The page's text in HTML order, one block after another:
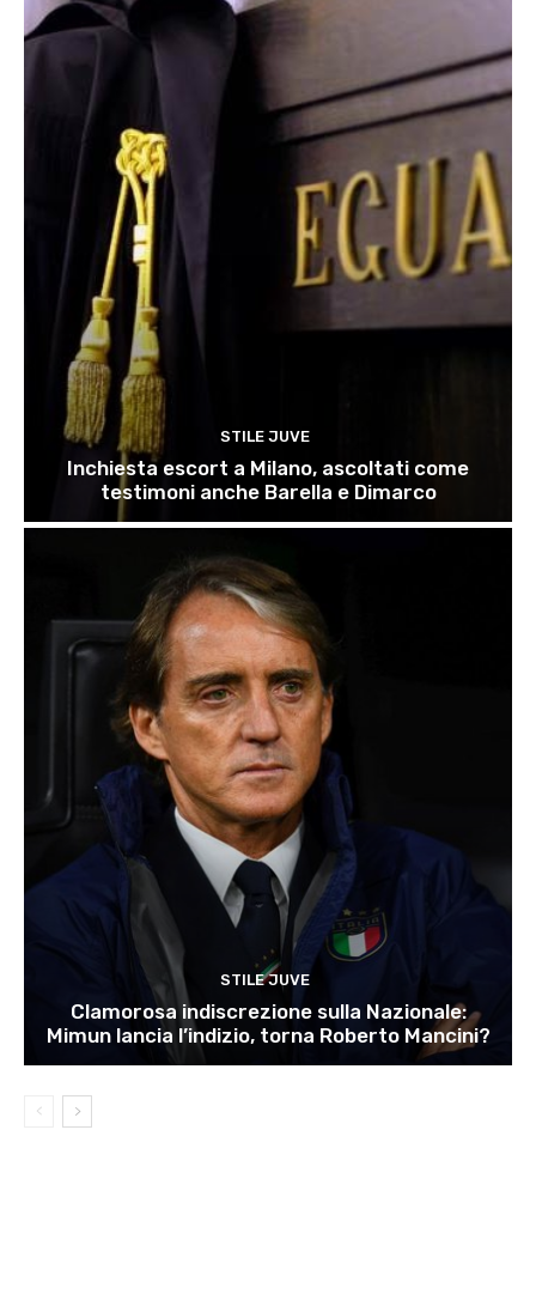
STILE JUVE
Inchiesta escort a Milano, ascoltati come
testimoni anche Barella e Dimarco
STILE JUVE
Clamorosa indiscrezione sulla Nazionale:
Mimun lancia l’indizio, torna Roberto Mancini?